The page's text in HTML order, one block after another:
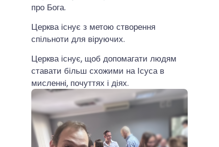
про Бога.
Церква існує з метою створення
спільноти для віруючих.
Церква існує, щоб допомагати людям
ставати більш схожими на Ісуса в
мисленні, почуттях і діях.